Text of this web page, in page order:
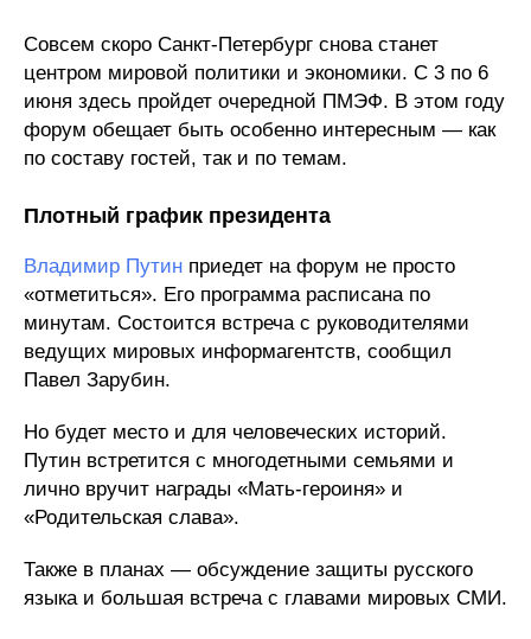
Совсем скоро Санкт-Петербург снова станет
центром мировой политики и экономики. С 3 по 6
июня здесь пройдет очередной ПМЭФ. В этом году
форум обещает быть особенно интересным — как
по составу гостей, так и по темам.
Плотный график президента
Владимир Путин приедет на форум не просто
«отметиться». Его программа расписана по
минутам. Состоится встреча с руководителями
ведущих мировых информагентств, сообщил
Павел Зарубин.
Но будет место и для человеческих историй.
Путин встретится с многодетными семьями и
лично вручит награды «Мать-героиня» и
«Родительская слава».
Также в планах — обсуждение защиты русского
языка и большая встреча с главами мировых СМИ.